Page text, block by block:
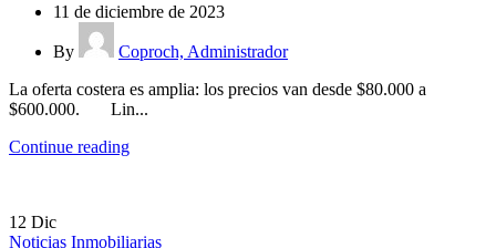
11 de diciembre de 2023
By
Coproch, Administrador
La oferta costera es amplia: los precios van desde $80.000 a
$600.000. Lin...
Continue reading
12 Dic
Noticias Inmobiliarias